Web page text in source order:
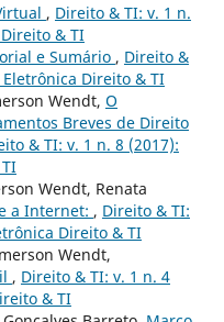
, Direito & TI: v. 1 n.
& TI
e Sumário , Direito &
Direito & TI
Wendt, O
Breves de Direito
& TI: v. 1 n. 8 (2017):
Wendt, Renata
a Internet: , Direito & TI:
Direito & TI
Wendt,
, Direito & TI: v. 1 n. 4
& TI